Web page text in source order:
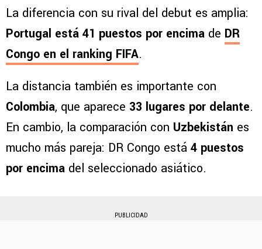
La diferencia con su rival del debut es amplia:
Portugal está 41 puestos por encima de DR
Congo en el ranking FIFA.
La distancia también es importante con
Colombia, que aparece 33 lugares por delante.
En cambio, la comparación con Uzbekistán es
mucho más pareja: DR Congo está 4 puestos
por encima del seleccionado asiático.
PUBLICIDAD